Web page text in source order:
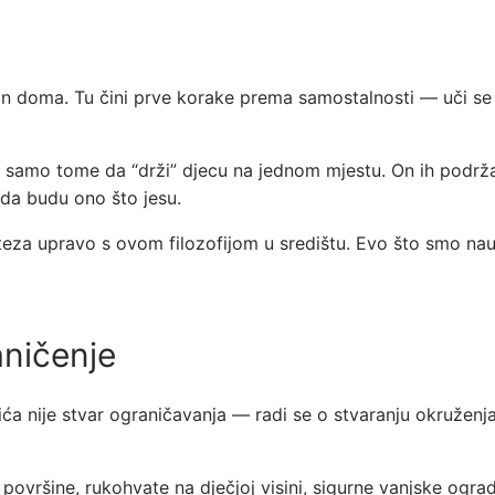
Tu čini prve korake prema samostalnosti — uči
tome da “drži” djecu na jednom mjestu. On ih
budu ono što jesu.
upravo s ovom filozofijom u središtu. Evo što smo
nije stvar ograničavanja — radi se o stvaranju
rukohvate na dječjoj visini, sigurne vanjske